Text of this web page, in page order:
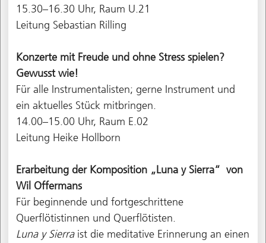
15.30–16.30 Uhr, Raum U.21
Leitung Sebastian Rilling
Konzerte mit Freude und ohne Stress spielen?
Gewusst wie!
Für alle Instrumentalisten; gerne Instrument und
ein aktuelles Stück mitbringen.
14.00–15.00 Uhr, Raum E.02
Leitung Heike Hollborn
Erarbeitung der Komposition „Luna y Sierra“ von
Wil Offermans
Für beginnende und fortgeschrittene
Querflötistinnen und Querflötisten.
Luna y Sierraist die meditative Erinnerung an einen